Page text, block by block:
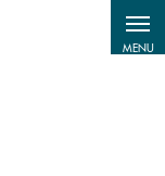
MENU